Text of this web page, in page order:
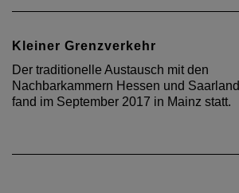
Kleiner Grenzverkehr
Der traditionelle Austausch mit den
Nachbarkammern Hessen und Saarland
fand im September 2017 in Mainz statt.